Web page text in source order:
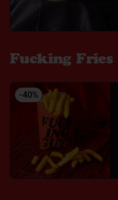
Fucking Fries
-40%